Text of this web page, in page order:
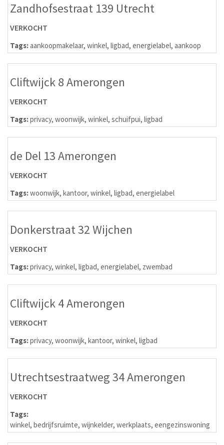
Zandhofsestraat 139 Utrecht
VERKOCHT
Tags:aankoopmakelaar, winkel, ligbad, energielabel, aankoop
Cliftwijck 8 Amerongen
VERKOCHT
Tags:privacy, woonwijk, winkel, schuifpui, ligbad
de Del 13 Amerongen
VERKOCHT
Tags:woonwijk, kantoor, winkel, ligbad, energielabel
Donkerstraat 32 Wijchen
VERKOCHT
Tags:privacy, winkel, ligbad, energielabel, zwembad
Cliftwijck 4 Amerongen
VERKOCHT
Tags:privacy, woonwijk, kantoor, winkel, ligbad
Utrechtsestraatweg 34 Amerongen
VERKOCHT
Tags:
winkel, bedrijfsruimte, wijnkelder, werkplaats, eengezinswoning